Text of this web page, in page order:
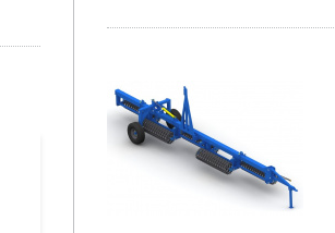
Большое поступление техники
производства Сальсксельмаш
на склады Белагро в Минске!